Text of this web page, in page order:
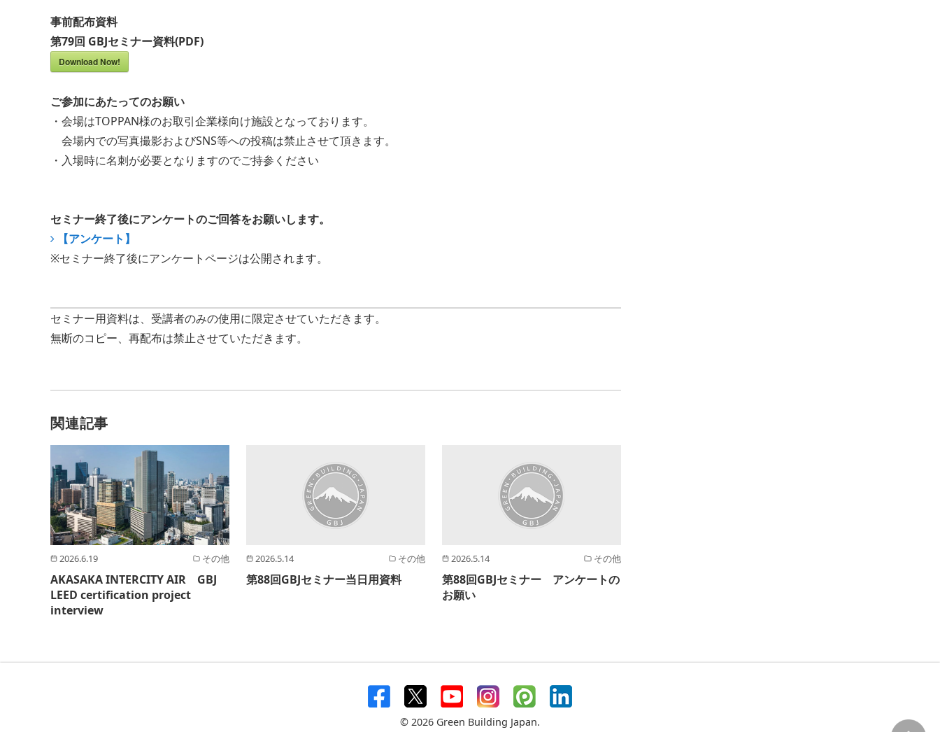
事前配布資料
第79回 GBJセミナー資料(PDF)
Download Now!
ご参加にあたってのお願い
・会場はTOPPAN様のお取引企業様向け施設となっております。
会場内での写真撮影およびSNS等への投稿は禁止させて頂きます。
・入場時に名刺が必要となりますのでご持参ください
セミナー終了後にアンケートのご回答をお願いします。
【アンケート】
※セミナー終了後にアンケートページは公開されます。
セミナー用資料は、受講者のみの使用に限定させていただきます。
無断のコピー、再配布は禁止させていただきます。
関連記事
2026.6.19 その他
AKASAKA INTERCITY AIR GBJ
LEED certification project
interview
2026.5.14 その他
第88回GBJセミナー当日用資料
2026.5.14 その他
第88回GBJセミナー アンケートの
お願い
© 2026 Green Building Japan.